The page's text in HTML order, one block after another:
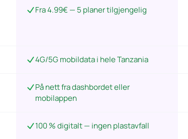
Fra 4.99€ — 5 planer tilgjengelig
4G/5G mobildata i hele Tanzania
På nett fra dashbordet eller
mobilappen
100 % digitalt — ingen plastavfall